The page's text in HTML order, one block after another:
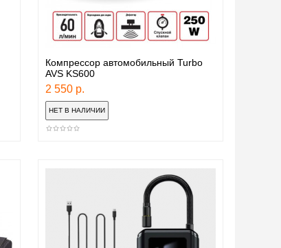
Компрессор автомобильный Turbo
AVS KS600
2 550 р.